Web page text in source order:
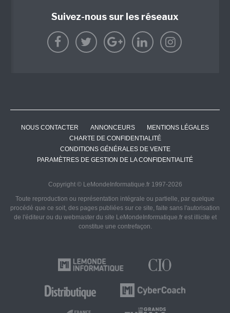
Suivez-nous sur les réseaux
NOUS CONTACTER ANNONCEURS
MENTIONS LÉGALES
CHARTE DE CONFIDENTIALITÉ
CONDITIONS GÉNÉRALES DE VENTE
PARAMÈTRES DE GESTION DE LA CONFIDENTIALITÉ
Copyright © LeMondeInformatique.fr 1997-2026
Toute reproduction ou représentation intégrale ou partielle, par quelque
procédé que ce soit, des pages publiées sur ce site, faite sans l'autorisation
de l'éditeur ou du webmaster du site LeMondeInformatique.fr est illicite et
constitue une contrefaçon.